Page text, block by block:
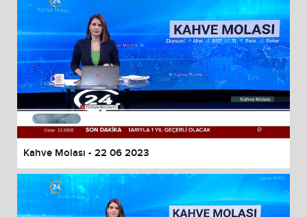
Kahve Molası - 22 06 2023